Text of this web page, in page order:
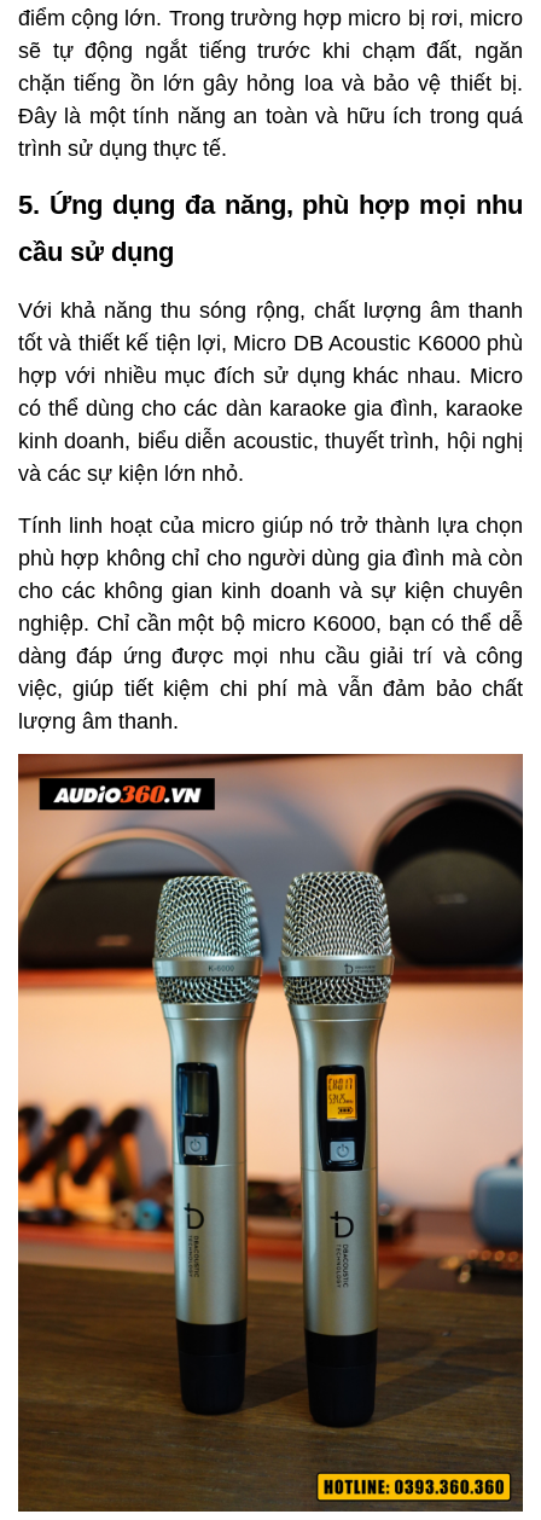
điểm cộng lớn. Trong trường hợp micro bị rơi, micro
sẽ tự động ngắt tiếng trước khi chạm đất, ngăn
chặn tiếng ồn lớn gây hỏng loa và bảo vệ thiết bị.
Đây là một tính năng an toàn và hữu ích trong quá
trình sử dụng thực tế.
5. Ứng dụng đa năng, phù hợp mọi nhu
cầu sử dụng
Với khả năng thu sóng rộng, chất lượng âm thanh
tốt và thiết kế tiện lợi, Micro DB Acoustic K6000 phù
hợp với nhiều mục đích sử dụng khác nhau. Micro
có thể dùng cho các dàn karaoke gia đình, karaoke
kinh doanh, biểu diễn acoustic, thuyết trình, hội nghị
và các sự kiện lớn nhỏ.
Tính linh hoạt của micro giúp nó trở thành lựa chọn
phù hợp không chỉ cho người dùng gia đình mà còn
cho các không gian kinh doanh và sự kiện chuyên
nghiệp. Chỉ cần một bộ micro K6000, bạn có thể dễ
dàng đáp ứng được mọi nhu cầu giải trí và công
việc, giúp tiết kiệm chi phí mà vẫn đảm bảo chất
lượng âm thanh.